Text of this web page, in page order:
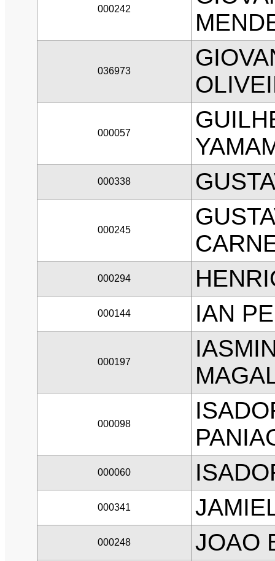
000242
036973
000057
000338
000245
000294
000144 IAN
000197
000098
000060
000341
000248 JOAO